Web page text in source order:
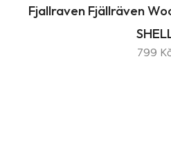
Fjallraven Fjällräven
799